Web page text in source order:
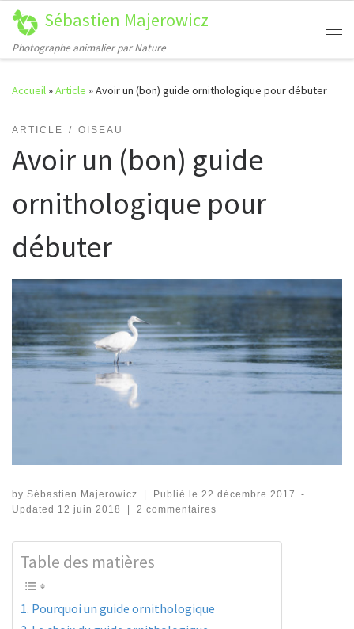
Passer au contenu
Sébastien Majerowicz
Photographe animalier par Nature
Accueil»Article »Avoir un (bon) guide ornithologique pour débuter
ARTICLE OISEAU
Avoir un (bon) guide
ornithologique pour
débuter
by Sébastien Majerowicz Publié le 22 décembre 2017
-
Updated 12 juin 2018 2 commentaires
Table des matières
Pourquoi un guide ornithologique